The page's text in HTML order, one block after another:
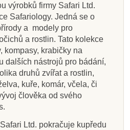
výrobků firmy Safari Ltd.
Safariology. Jedná se o
a modely pro
a rostlin. Tato kolekce
kompasy, krabičky na
dalších nástrojů pro bádání,
druhů zvířat a rostlin,
kuře, komár, včela, či
člověka od svého
Ltd. pokračuje kupředu